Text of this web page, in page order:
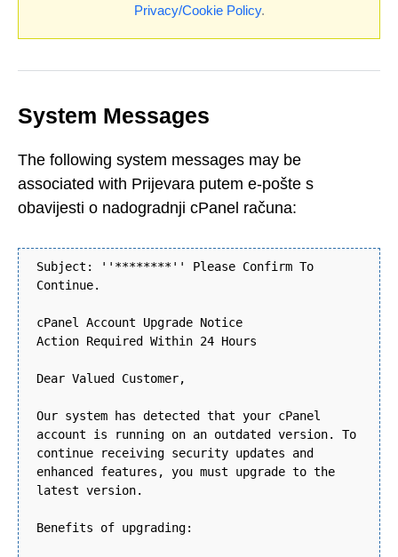
Privacy/Cookie Policy.
System Messages
The following system messages may be
associated with Prijevara putem e-pošte s
obavijesti o nadogradnji cPanel računa:
Subject: ''********'' Please Confirm To
Continue.
cPanel Account Upgrade Notice
Action Required Within 24 Hours
Dear Valued Customer,
Our system has detected that your cPanel
account is running on an outdated version. To
continue receiving security updates and
enhanced features, you must upgrade to the
latest version.
Benefits of upgrading: